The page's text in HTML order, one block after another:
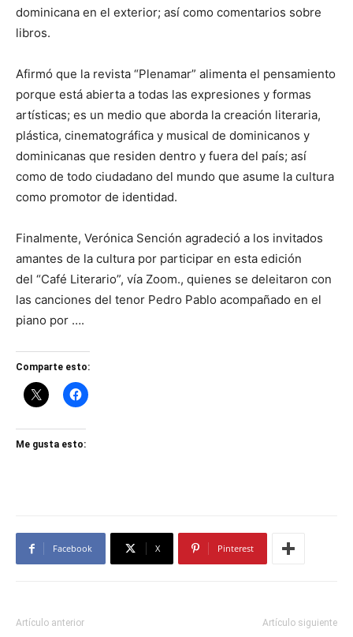
dominicana en el exterior; así como comentarios sobre
libros.
Afirmó que la revista “Plenamar” alimenta el pensamiento
porque está abierta a todas las expresiones y formas
artísticas; es un medio que aborda la creación literaria,
plástica, cinematográfica y musical de dominicanos y
dominicanas que residen dentro y fuera del país; así
como de todo ciudadano del mundo que asume la cultura
como promotor de identidad.
Finalmente, Verónica Sención agradeció a los invitados
amantes de la cultura por participar en esta edición
del “Café Literario”, vía Zoom., quienes se deleitaron con
las canciones del tenor Pedro Pablo acompañado en el
piano por ….
Comparte esto:
Me gusta esto:
Facebook X Pinterest
Artículo anterior Artículo siguiente